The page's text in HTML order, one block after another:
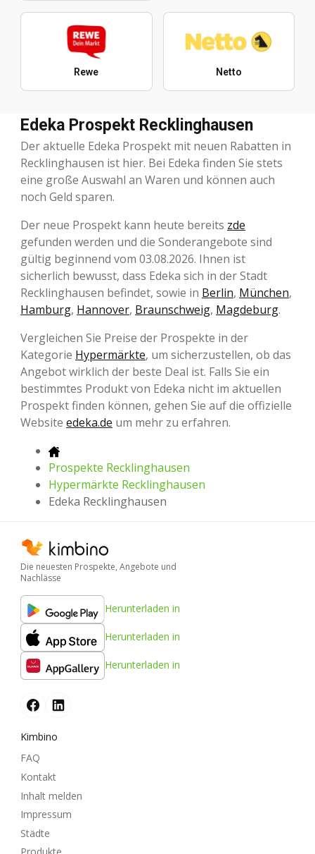
Rewe Netto
Edeka Prospekt Recklinghausen
Der aktuelle Edeka Prospekt mit neuen Rabatten in
Recklinghausen ist hier. Bei Edeka finden Sie stets
eine große Auswahl an Waren und können auch
noch Geld sparen.
Der neue Prospekt kann heute bereits zde
gefunden werden und die Sonderangebote sind
gültig beginnend vom 03.08.2026. Ihnen ist
sicherlich bewusst, dass Edeka sich in der Stadt
Recklinghausen befindet, sowie in Berlin, München,
Hamburg, Hannover, Braunschweig, Magdeburg.
Vergleichen Sie Preise der Prospekte in der
Kategorie Hypermärkte, um sicherzustellen, ob das
Angebot wirklich der beste Deal ist. Falls Sie ein
bestimmtes Produkt von Edeka nicht im aktuellen
Prospekt finden können, gehen Sie auf die offizielle
Website edeka.de um mehr zu erfahren.
Prospekte Recklinghausen
Hypermärkte Recklinghausen
Edeka Recklinghausen
Die neuesten Prospekte, Angebote und
Nachlässe
Herunterladen in
Herunterladen in
Herunterladen in
Kimbino
FAQ
Kontakt
Inhalt melden
Impressum
Städte